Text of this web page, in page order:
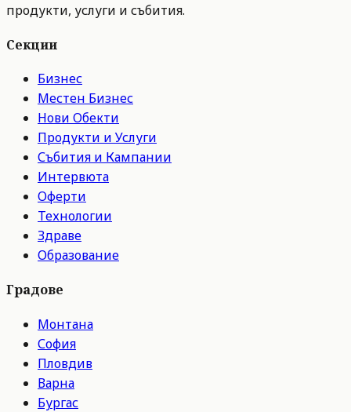
продукти, услуги и събития.
Секции
Бизнес
Местен Бизнес
Нови Обекти
Продукти и Услуги
Събития и Кампании
Интервюта
Оферти
Технологии
Здраве
Образование
Градове
Монтана
София
Пловдив
Варна
Бургас